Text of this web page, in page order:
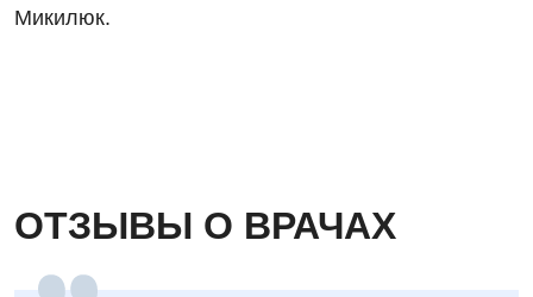
Детская кардиоревматология
Детская неврология
Микилюк.
ОТЗЫВЫ О ВРАЧАХ